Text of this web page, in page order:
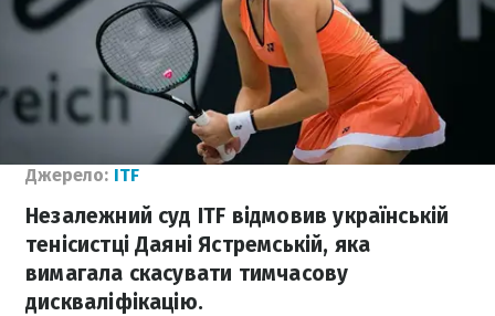
Джерело: ITF
Незалежний суд ITF відмовив українській
тенісистці Даяні Ястремській, яка
вимагала скасувати тимчасову
дискваліфікацію.